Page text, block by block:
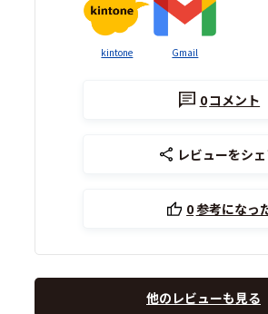
kintone Gmail
0コメント
レビューをシ
0参考になっ
他のレビューも見る